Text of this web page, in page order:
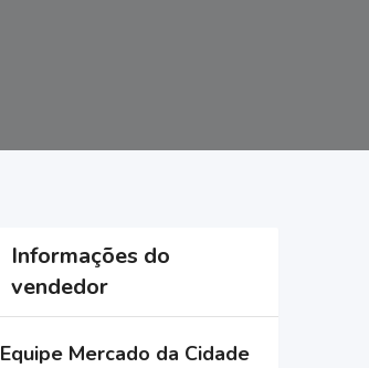
Informações do
vendedor
Equipe Mercado da Cidade